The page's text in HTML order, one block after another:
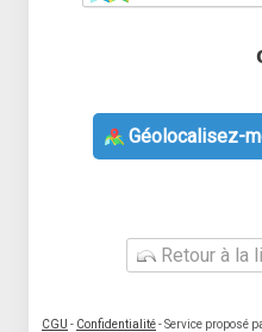
Géolocalisez-
Retour à la
CGU - Confidentialité- Service proposé